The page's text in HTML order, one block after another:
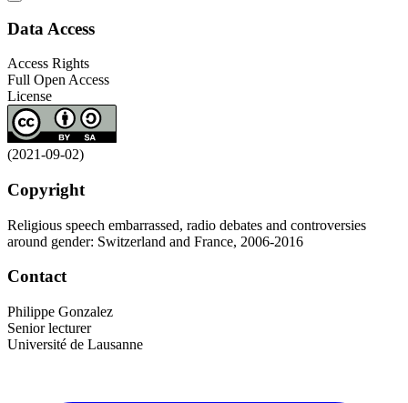
Data Access
Access Rights
Full Open Access
License
(2021-09-02)
Copyright
Religious speech embarrassed, radio debates and controversies
around gender: Switzerland and France, 2006-2016
Contact
Philippe Gonzalez
Senior lecturer
Université de Lausanne